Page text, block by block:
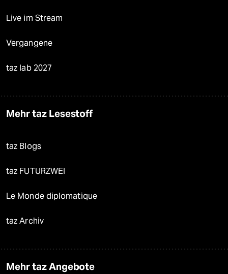
Live im Stream
Vergangene
taz lab 2027
Mehr taz Lesestoff
taz Blogs
taz FUTURZWEI
Le Monde diplomatique
taz Archiv
Mehr taz Angebote